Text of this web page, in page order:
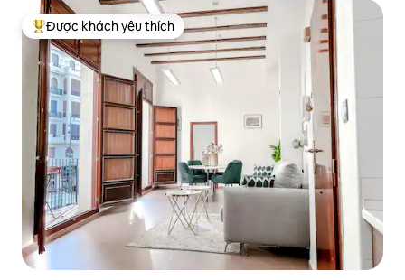
Được khách yêu thích nhất
Được khách yêu thích